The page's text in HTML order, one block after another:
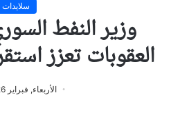
سلايدات
وزير النفط
العقوبات تعزز
الأربعاء, فبراير 26 2025